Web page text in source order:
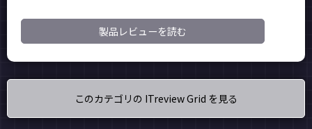
製品レビューを読む
このカテゴリの ITreview Grid を見る